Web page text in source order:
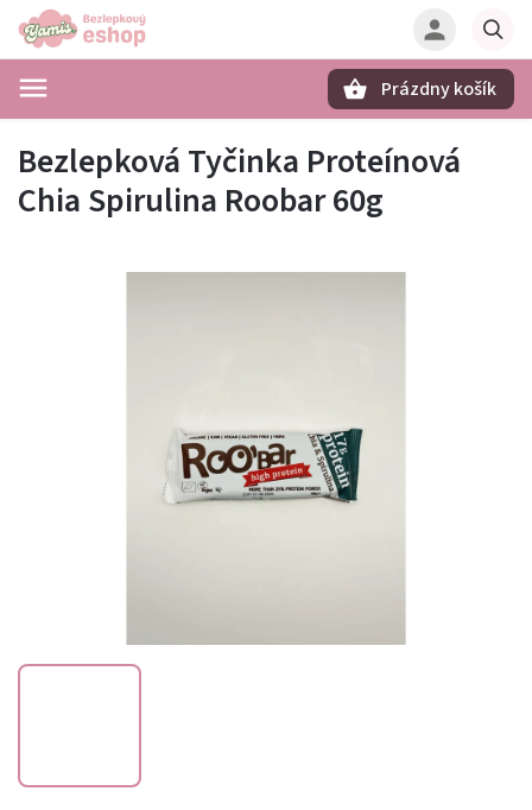
Prázdny košík
Bezlepková Tyčinka Proteínová
Chia Spirulina Roobar 60g